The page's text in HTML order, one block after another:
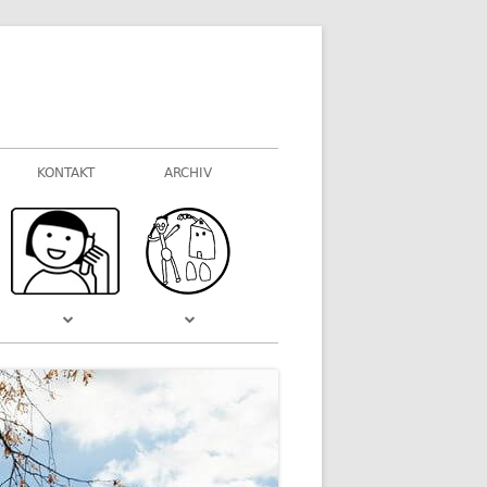
KONTAKT ARCHIV
WAS VOR EINIGER ZEIT WAR